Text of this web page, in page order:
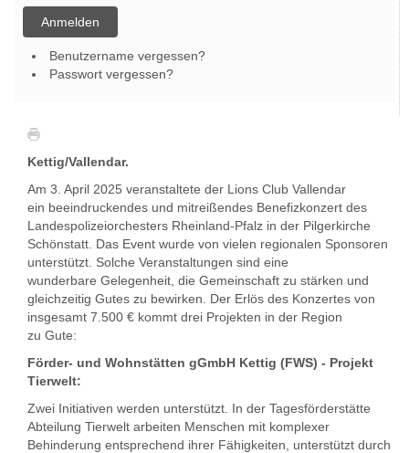
Anmelden
Benutzername vergessen?
Passwort vergessen?
Kettig/Vallendar.
Am 3. April 2025 veranstaltete der Lions Club Vallendar
ein beeindruckendes und mitreißendes Benefizkonzert des
Landespolizeiorchesters Rheinland-Pfalz in der Pilgerkirche
Schönstatt. Das Event wurde von vielen regionalen Sponsoren
unterstützt. Solche Veranstaltungen sind eine
wunderbare Gelegenheit, die Gemeinschaft zu stärken und
gleichzeitig Gutes zu bewirken. Der Erlös des Konzertes von
insgesamt 7.500 € kommt drei Projekten in der Region
zu Gute:
Förder- und Wohnstätten gGmbH Kettig (FWS) - Projekt
Tierwelt:
Zwei Initiativen werden unterstützt. In der Tagesförderstätte
Abteilung Tierwelt arbeiten Menschen mit komplexer
Behinderung entsprechend ihrer Fähigkeiten, unterstützt durch